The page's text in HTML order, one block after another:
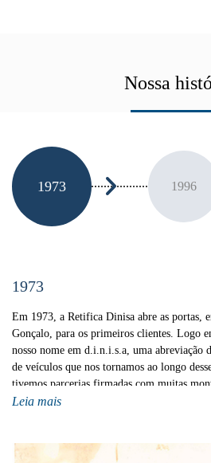
Nossa
1973 1996
1973
Em 1973, a Retifica Dinisa abre as portas,
Gonçalo, para os primeiros clientes. Logo
nosso nome em d.i.n.i.s.a, uma abreviação
de veículos que nos tornamos ao longo
tivemos parcerias firmadas com muitas
trabalhamos com a Renault, Nissan,
ponto recente em comemoração aos 50
Leia mais